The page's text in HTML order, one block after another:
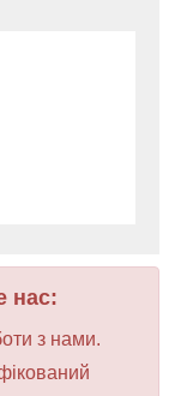
нас:
з нами.